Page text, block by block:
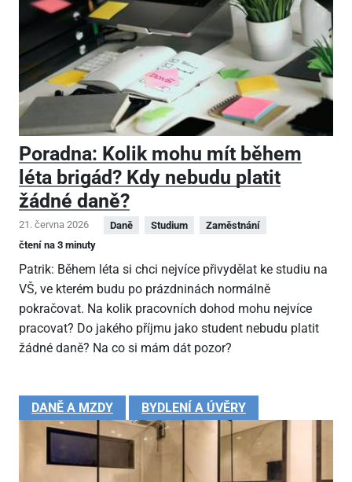
Poradna: Kolik mohu mít během
léta brigád? Kdy nebudu platit
žádné daně?
21. června 2026 Daně Studium
Zaměstnání
čtení na 3 minuty
Patrik: Během léta si chci nejvíce přivydělat ke studiu na
VŠ, ve kterém budu po prázdninách normálně
pokračovat. Na kolik pracovních dohod mohu nejvíce
pracovat? Do jakého příjmu jako student nebudu platit
žádné daně? Na co si mám dát pozor?
DANĚ A MZDY BYDLENÍ A ÚVĚRY